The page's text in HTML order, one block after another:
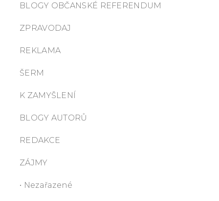
BLOGY OBČANSKÉ REFERENDUM
ZPRAVODAJ
REKLAMA
ŠERM
K ZAMYŠLENÍ
BLOGY AUTORŮ
REDAKCE
ZÁJMY
• Nezařazené